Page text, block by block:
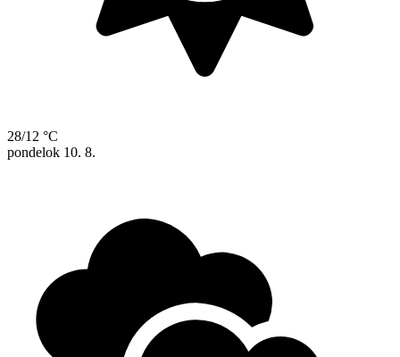
28/12 °C
pondelok 10. 8.